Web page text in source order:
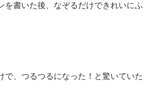
を書いた後、なぞるだけできれいにふ
で、つるつるになった！と驚いていた